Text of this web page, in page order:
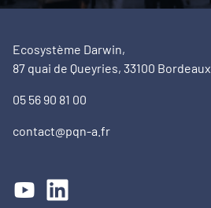
Ecosystème Darwin,
87 quai de Queyries, 33100 Bordeaux
05 56 90 81 00
contact@pqn-a.fr